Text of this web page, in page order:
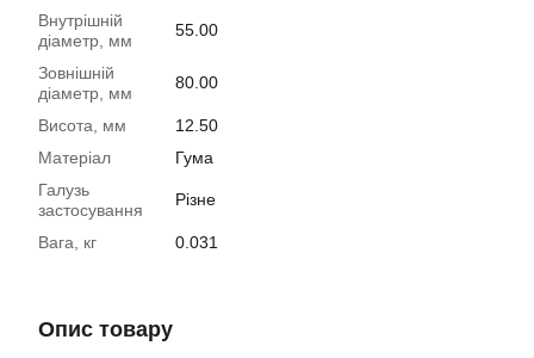
Внутрішній
діаметр, мм
55.00
Зовнішній
діаметр, мм
80.00
Висота, мм
12.50
Матеріал
Гума
Галузь
застосування
Різне
Вага, кг 0.031
Опис товару